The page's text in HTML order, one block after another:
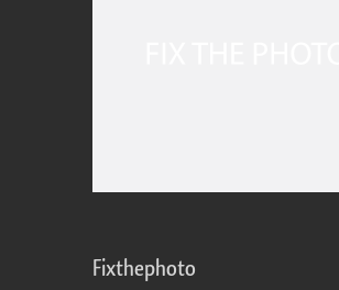
Fixthephoto